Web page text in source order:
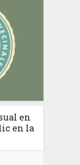
en
en la